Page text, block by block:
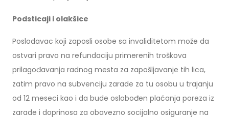
Podsticaji i olakšice
Poslodavac koji zaposli osobe sa invaliditetom može da
ostvari pravo na refundaciju primerenih troškova
prilagođavanja radnog mesta za zapošljavanje tih lica,
zatim pravo na subvenciju zarade za tu osobu u trajanju
od 12 meseci kao i da bude oslobođen plaćanja poreza iz
zarade i doprinosa za obavezno socijalno osiguranje na